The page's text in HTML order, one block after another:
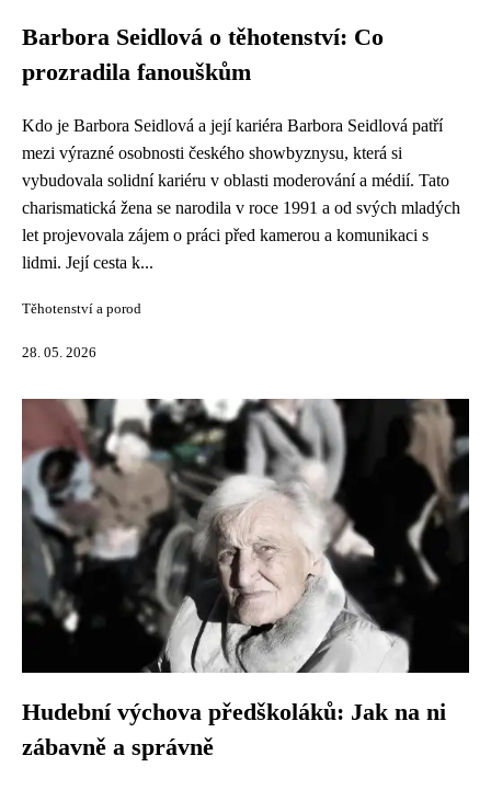
Barbora Seidlová o těhotenství: Co
prozradila fanouškům
Kdo je Barbora Seidlová a její kariéra Barbora Seidlová patří
mezi výrazné osobnosti českého showbyznysu, která si
vybudovala solidní kariéru v oblasti moderování a médií. Tato
charismatická žena se narodila v roce 1991 a od svých mladých
let projevovala zájem o práci před kamerou a komunikaci s
lidmi. Její cesta k...
Těhotenství a porod
28. 05. 2026
Hudební výchova předškoláků: Jak na ni
zábavně a správně